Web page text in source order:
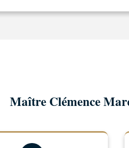
Maître Clémence